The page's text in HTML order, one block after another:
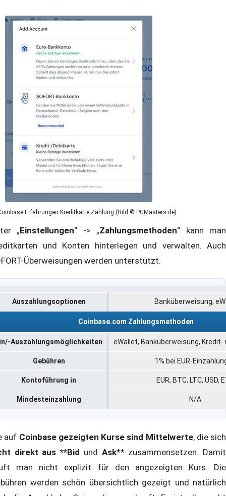
Erfahrungen Kreditkarte Zahlung (Bild © PCMasters.de)
„Einstellungen“ -> „Zahlungsmethoden“ kann man
und Konten hinterlegen und verwalten. Auch
Überweisungen werden unterstützt.
Auszahlungsoptionen Banküberweisung,
Coinbase.com Zahlungsmethoden
Auszahlungsmöglichkeiten eWallet, Banküberweisung,
Gebühren 1% bei EUR-
Kontoführung in EUR, BTC, LTC, USD,
Mindesteinzahlung N/A
auf Coinbase gezeigten Kurse sind Mittelwerte, die sich
direkt aus **Bid und Ask** zusammensetzen. Damit
man nicht explizit für den angezeigten Kurs. Die
werden schön übersichtlich gezeigt und natürlich